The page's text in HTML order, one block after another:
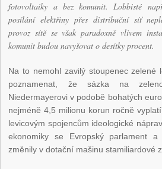
fotovoltaiky a bez komunit. Lobbisté
posílání elektřiny přes distribuční síť
provoz sítě se však paradoxně vlivem
komunit budou navyšovat o desítky procent.
Na to nemohl zavilý stoupenec zelené
poznamenat, že sázka na
Niedermayerovi v podobě bohatých
nejméně 4,5 milionu korun ročně
levicovým spojencům ideologické
ekonomiky se Evropský parlament a
změnily v dotační mašinu stamiliardové